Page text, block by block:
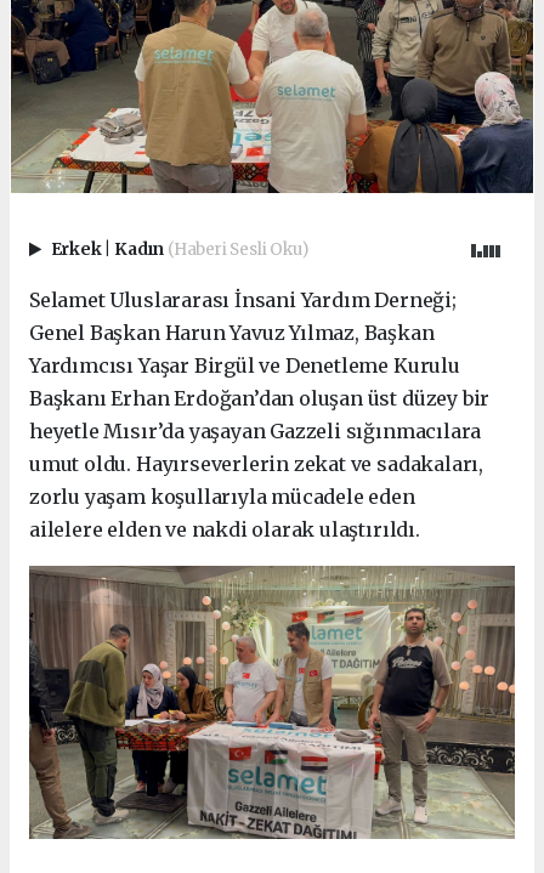
Erkek Kadın (Haberi Sesli Oku)
Selamet Uluslararası İnsani Yardım Derneği;
Genel Başkan Harun Yavuz Yılmaz, Başkan
Yardımcısı Yaşar Birgül ve Denetleme Kurulu
Başkanı Erhan Erdoğan’dan oluşan üst düzey bir
heyetle Mısır’da yaşayan Gazzeli sığınmacılara
umut oldu. Hayırseverlerin zekat ve sadakaları,
zorlu yaşam koşullarıyla mücadele eden
ailelere elden ve nakdi olarak ulaştırıldı.